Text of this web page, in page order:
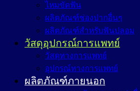
ไหมขัดฟัน
ผลิตภัณฑ์ช่องปากอื่นๆ
ผลิตภัณฑ์สำหรับฟันปลอม
วัสดุอุปกรณ์การแพทย์
วัสดุทางการแพทย์
อุปกรณ์ทางการแพทย์
ผลิตภัณฑ์ภายนอก